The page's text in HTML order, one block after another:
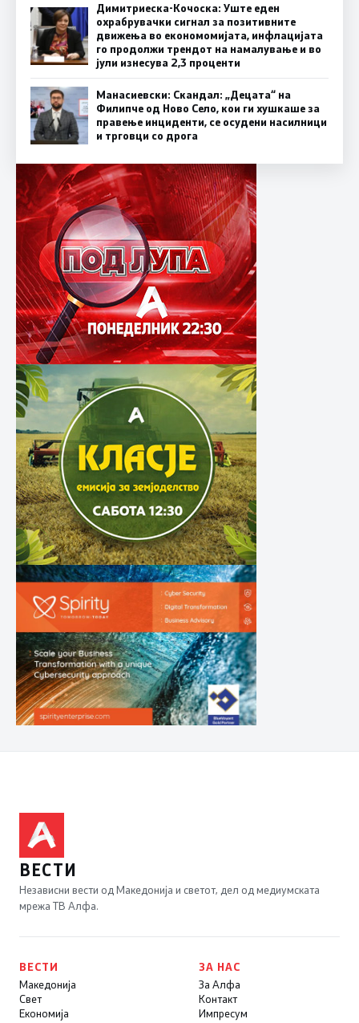
Димитриеска-Кочоска: Уште еден
охрабрувачки сигнал за позитивните
движења во економомијата, инфлацијата
го продолжи трендот на намалување и во
јули изнесува 2,3 проценти
Манасиевски: Скандал: „Децата“ на
Филипче од Ново Село, кои ги хушкаше за
правење инциденти, се осудени насилници
и трговци со дрога
ВЕСТИ
Независни вести од Македонија и светот, дел од медиумската
мрежа ТВ Алфа.
ВЕСТИ
Македонија
Свет
Економија
ЗА НАС
За Алфа
Контакт
Импресум